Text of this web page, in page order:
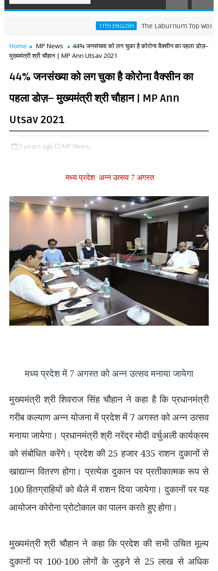
11TH ENGLISH The Laburnum Top Words
Home MP News
44% जनसंख्या को लग चुका है कोरोना वैक्सीन का पहला डोज़–
मुख्यमंत्री श्री चौहान | MP Ann Utsav 2021
44% जनसंख्या को लग चुका है कोरोना वैक्सीन का
पहला डोज़– मुख्यमंत्री श्री चौहान | MP Ann
Utsav 2021
5 years ago MP News,
मध्य प्रदेश अन्न उत्सव 7 अगस्त
मध्य प्रदेश में 7 अगस्त को अन्न उत्सव मनाया जायेगा
मुख्यमंत्री श्री शिवराज सिंह चौहान ने कहा है कि प्रधानमंत्री
गरीब कल्याण अन्न योजना में प्रदेश में 7 अगस्त को अन्न उत्सव
मनाया जायेगा। प्रधानमंत्री श्री नरेंद्र मोदी वर्चुअली कार्यक्रम
को संबोधित करेंगे। प्रदेश की 25 हजार 435 राशन दुकानों से
खाद्यान्न वितरण होगा। प्रत्येक दुकान पर प्रतीकात्मक रूप से
100 हितग्राहियों को थैले में राशन दिया जायेगा। दुकानों पर यह
आयोजन कोरोना प्रोटोकाल का पालन करते हुए होगा।
मुख्यमंत्री श्री चौहान ने कहा कि प्रदेश की सभी उचित मूल्य
दुकानों पर 100-100 लोगों के जुड़ने से 25 लाख से अधिक